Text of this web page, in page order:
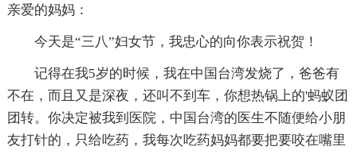
亲爱的妈妈：
今天是“三八”妇女节，我忠心的向你表示祝贺！
记得在我5岁的时候，我在中国台湾发烧了，爸爸有
不在，而且又是深夜，还叫不到车，你想热锅上的'蚂蚁团
团转。你决定被我到医院，中国台湾的医生不随便给小朋
友打针的，只给吃药，我每次吃药妈妈都要把要咬在嘴里